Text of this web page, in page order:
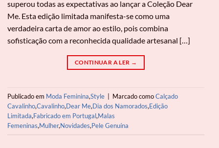
superou todas as expectativas ao lançar a Coleção Dear
Me. Esta edição limitada manifesta-se como uma
verdadeira carta de amor ao estilo, pois combina
sofisticação com a reconhecida qualidade artesanal […]
CONTINUAR A LER →
Publicado em Moda Feminina,Style Marcado comoCalçado
Cavalinho,Cavalinho,Dear Me,Dia dos Namorados,Edição
Limitada,Fabricado em Portugal,Malas
Femeninas,Mulher,Novidades,Pele Genuína